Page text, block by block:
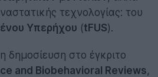
τεχνολογίας: του
Υπερήχου (tFUS).
στο έγκριτο
and Biobehavioral Reviews,